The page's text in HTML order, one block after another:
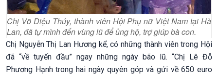
Chị Võ Diệu Thúy, thành viên Hội Phụ nữ Việt Nam tại Hà
Lan, đã tự mình đến vùng lũ để ủng hộ, trợ giúp bà con.
Chị Nguyễn Thị Lan Hương kể, có những thành viên trong Hội
đã “về tuyến đầu” ngay những ngày bão lũ. “Chị Lê Đỗ
Phương Hạnh trong hai ngày quyên góp và gửi về 650 euro